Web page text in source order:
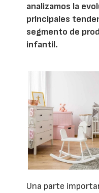
analizamos la
principales
segmento de
infantil.
Una parte